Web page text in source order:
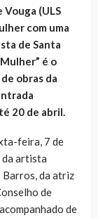
(ULS
com uma
de Santa
é o
obras da
20 de abril.
feira, 7 de
da artista
Barros, da atriz
de
de